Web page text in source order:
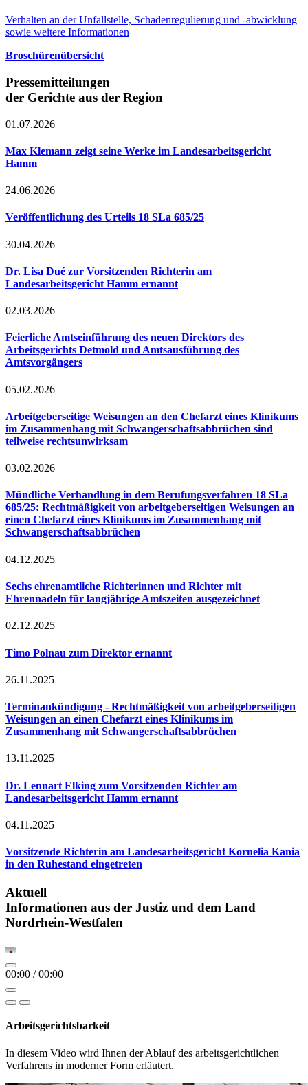
Verhalten an der Unfallstelle, Schadenregulierung und -abwicklung
sowie weitere Informationen
Broschürenübersicht
Pressemitteilungen
der Gerichte aus der Region
01.07.2026
Max Klemann zeigt seine Werke im Landesarbeitsgericht
Hamm
24.06.2026
Veröffentlichung des Urteils 18 SLa 685/25
30.04.2026
Dr. Lisa Dué zur Vorsitzenden Richterin am
Landesarbeitsgericht Hamm ernannt
02.03.2026
Feierliche Amtseinführung des neuen Direktors des
Arbeitsgerichts Detmold und Amtsausführung des
Amtsvorgängers
05.02.2026
Arbeitgeberseitige Weisungen an den Chefarzt eines Klinikums
im Zusammenhang mit Schwangerschaftsabbrüchen sind
teilweise rechtsunwirksam
03.02.2026
Mündliche Verhandlung in dem Berufungsverfahren 18 SLa
685/25: Rechtmäßigkeit von arbeitgeberseitigen Weisungen an
einen Chefarzt eines Klinikums im Zusammenhang mit
Schwangerschaftsabbrüchen
04.12.2025
Sechs ehrenamtliche Richterinnen und Richter mit
Ehrennadeln für langjährige Amtszeiten ausgezeichnet
02.12.2025
Timo Polnau zum Direktor ernannt
26.11.2025
Terminankündigung - Rechtmäßigkeit von arbeitgeberseitigen
Weisungen an einen Chefarzt eines Klinikums im
Zusammenhang mit Schwangerschaftsabbrüchen
13.11.2025
Dr. Lennart Elking zum Vorsitzenden Richter am
Landesarbeitsgericht Hamm ernannt
04.11.2025
Vorsitzende Richterin am Landesarbeitsgericht Kornelia Kania
in den Ruhestand eingetreten
Aktuell
Informationen aus der Justiz und dem Land
Nordrhein-Westfalen
00:00 /00:00
Arbeitsgerichtsbarkeit
In diesem Video wird Ihnen der Ablauf des arbeitsgerichtlichen
Verfahrens in moderner Form erläutert.